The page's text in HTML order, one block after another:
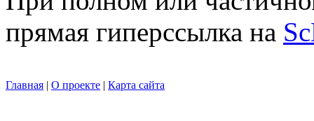
прямая гиперссылка на
Главная | О проекте | Карта сайта